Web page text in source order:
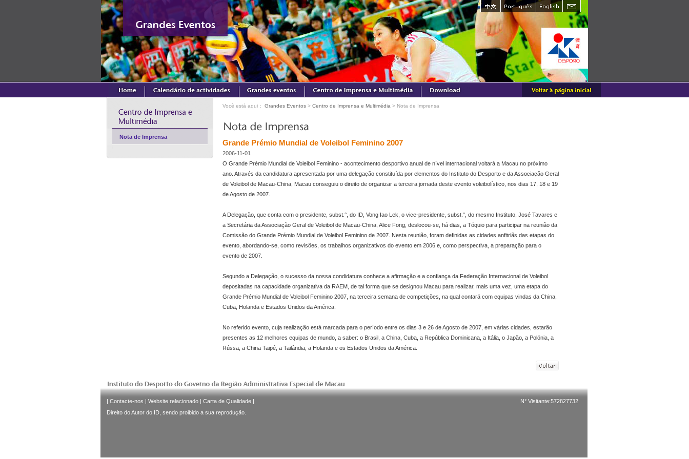
Nota de Imprensa
Você está aqui： Grandes Eventos > Centro de Imprensa e Multimédia > Nota de Imprensa
Grande Prémio Mundial de Voleibol Feminino 2007
2006-11-01
O Grande Prémio Mundial de Voleibol Feminino - acontecimento desportivo anual de nível internacional voltará a Macau no próximo
ano. Através da candidatura apresentada por uma delegação constituída por elementos do Instituto do Desporto e da Associação Geral
de Voleibol de Macau-China, Macau conseguiu o direito de organizar a terceira jornada deste evento voleibolístico, nos dias 17, 18 e 19
de Agosto de 2007.
A Delegação, que conta com o presidente, subst.°, do ID, Vong Iao Lek, o vice-presidente, subst.°, do mesmo Instituto, José Tavares e
a Secretária da Associação Geral de Voleibol de Macau-China, Alice Fong, deslocou-se, há dias, a Tóquio para participar na reunião da
Comissão do Grande Prémio Mundial de Voleibol Feminino de 2007. Nesta reunião, foram definidas as cidades anfitriãs das etapas do
evento, abordando-se, como revisões, os trabalhos organizativos do evento em 2006 e, como perspectiva, a preparação para o
evento de 2007.
Segundo a Delegação, o sucesso da nossa condidatura conhece a afirmação e a confiança da Federação Internacional de Voleibol
depositadas na capacidade organizativa da RAEM, de tal forma que se designou Macau para realizar, mais uma vez, uma etapa do
Grande Prémio Mundial de Voleibol Feminino 2007, na terceira semana de competições, na qual contará com equipas vindas da China,
Cuba, Holanda e Estados Unidos da América.
No referido evento, cuja realização está marcada para o período entre os dias 3 e 26 de Agosto de 2007, em várias cidades, estarão
presentes as 12 melhores equipas de mundo, a saber: o Brasil, a China, Cuba, a República Dominicana, a Itália, o Japão, a Polónia, a
Rússa, a China Taipé, a Tailândia, a Holanda e os Estados Unidos da América.
| Contacte-nos | Website relacionado | Carta de Qualidade |
Direito do Autor do ID, sendo proibido a sua reprodução.
N° Visitante:572827732